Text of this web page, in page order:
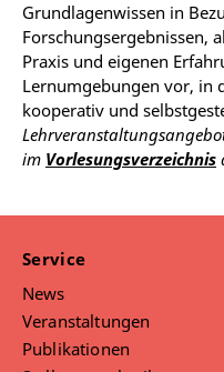
Grundlagenwissen in
Forschungsergebnissen,
Praxis und eigenen
Lernumgebungen vor, in
kooperativ und
im Vorlesungsverzeichnis
Service
News
Veranstaltungen
Publikationen